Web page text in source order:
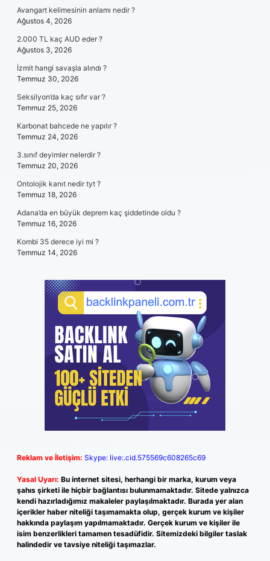
Avangart kelimesinin anlamı nedir ?
Ağustos 4, 2026
2.000 TL kaç AUD eder ?
Ağustos 3, 2026
İzmit hangi savaşla alındı ?
Temmuz 30, 2026
Seksilyon’da kaç sıfır var ?
Temmuz 25, 2026
Karbonat bahcede ne yapılır ?
Temmuz 24, 2026
3.sınıf deyimler nelerdir ?
Temmuz 20, 2026
Ontolojik kanıt nedir tyt ?
Temmuz 18, 2026
Adana’da en büyük deprem kaç şiddetinde oldu ?
Temmuz 16, 2026
Kombi 35 derece iyi mi ?
Temmuz 14, 2026
Reklam ve İletişim: Skype: live:.cid.575569c608265c69
Yasal Uyarı: Bu internet sitesi, herhangi bir marka, kurum veya
şahıs şirketi ile hiçbir bağlantısı bulunmamaktadır. Sitede yalnızca
kendi hazırladığımız makaleler paylaşılmaktadır. Burada yer alan
içerikler haber niteliği taşımamakta olup, gerçek kurum ve kişiler
hakkında paylaşım yapılmamaktadır. Gerçek kurum ve kişiler ile
isim benzerlikleri tamamen tesadüfidir. Sitemizdeki bilgiler taslak
halindedir ve tavsiye niteliği taşımazlar.